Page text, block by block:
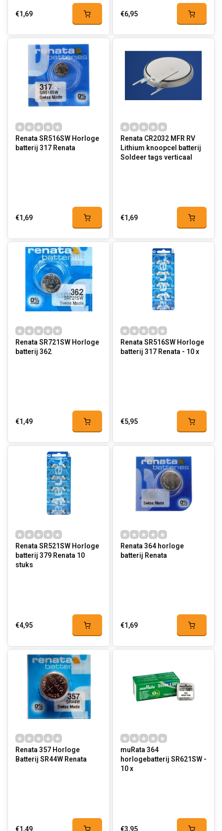
€1,69 €6,95
Renata SR516SW Horloge
batterij 317 Renata
€1,69
Renata CR2032 MFR RV
Lithium knoopcel batterij
Soldeer tags verticaal
€1,69
Renata SR721SW Horloge
batterij 362
€1,49
Renata SR516SW Horloge
batterij 317 Renata - 10 x
€5,95
Renata SR521SW Horloge
batterij 379 Renata 10
stuks
€4,95
Renata 364 horloge
batterij Renata
€1,69
Renata 357 Horloge
Batterij SR44W Renata
muRata 364
horlogebatterij SR621SW -
10 x